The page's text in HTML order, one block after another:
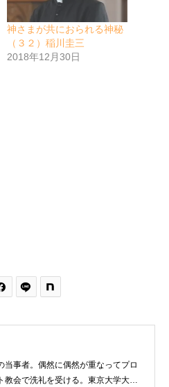
神さまが共におられる神秘
（３２）稲川圭三
2018年12月30日
当事者。偶然に偶然が重なってプロ
教会で洗礼を受ける。東京大学大学